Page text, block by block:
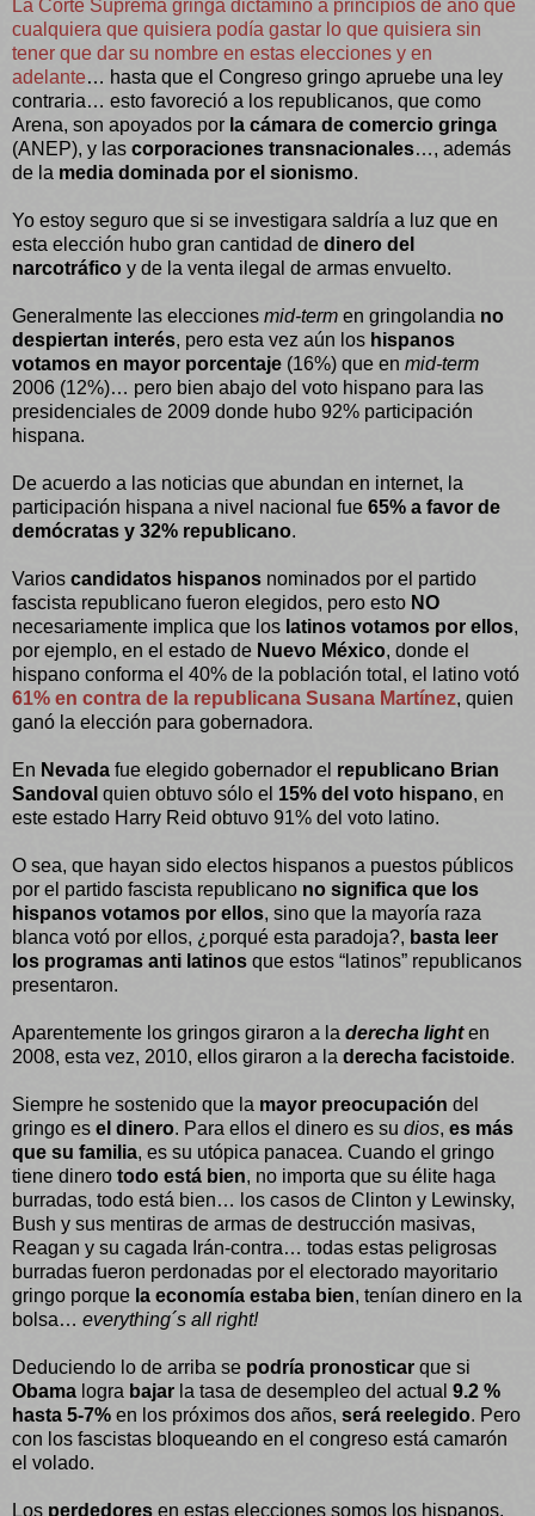
La Corte Suprema gringa dictaminó a principios de año que
cualquiera que quisiera podía gastar lo que quisiera sin
tener que dar su nombre en estas elecciones y en
adelante… hasta que el Congreso gringo apruebe una ley
contraria… esto favoreció a los republicanos, que como
Arena, son apoyados por la cámara de comercio gringa
(ANEP), y las corporaciones transnacionales…, además
de la media dominada por el sionismo.
Yo estoy seguro que si se investigara saldría a luz que en
esta elección hubo gran cantidad de dinero del
narcotráfico y de la venta ilegal de armas envuelto.
Generalmente las elecciones mid-term en gringolandia no
despiertan interés, pero esta vez aún los hispanos
votamos en mayor porcentaje (16%) que en mid-term
2006 (12%)… pero bien abajo del voto hispano para las
presidenciales de 2009 donde hubo 92% participación
hispana.
De acuerdo a las noticias que abundan en internet, la
participación hispana a nivel nacional fue 65% a favor de
demócratas y 32% republicano.
Varios candidatos hispanos nominados por el partido
fascista republicano fueron elegidos, pero esto NO
necesariamente implica que los latinos votamos por ellos,
por ejemplo, en el estado de Nuevo México, donde el
hispano conforma el 40% de la población total, el latino votó
61% en contra de la republicana Susana Martínez, quien
ganó la elección para gobernadora.
En Nevada fue elegido gobernador el republicano Brian
Sandoval quien obtuvo sólo el 15% del voto hispano, en
este estado Harry Reid obtuvo 91% del voto latino.
O sea, que hayan sido electos hispanos a puestos públicos
por el partido fascista republicano no significa que los
hispanos votamos por ellos, sino que la mayoría raza
blanca votó por ellos, ¿porqué esta paradoja?, basta leer
los programas anti latinos que estos “latinos” republicanos
presentaron.
Aparentemente los gringos giraron a la derecha lighten
2008, esta vez, 2010, ellos giraron a la derecha facistoide.
Siempre he sostenido que la mayor preocupación del
gringo es el dinero. Para ellos el dinero es su dios, es más
que su familia, es su utópica panacea. Cuando el gringo
tiene dinero todo está bien, no importa que su élite haga
burradas, todo está bien… los casos de Clinton y Lewinsky,
Bush y sus mentiras de armas de destrucción masivas,
Reagan y su cagada Irán-contra… todas estas peligrosas
burradas fueron perdonadas por el electorado mayoritario
gringo porque la economía estaba bien, tenían dinero en la
bolsa… everything´s all right!
Deduciendo lo de arriba se podría pronosticar que si
Obama logra bajar la tasa de desempleo del actual 9.2 %
hasta 5-7% en los próximos dos años, será reelegido. Pero
con los fascistas bloqueando en el congreso está camarón
el volado.
Los perdedores en estas elecciones somos los hispanos.